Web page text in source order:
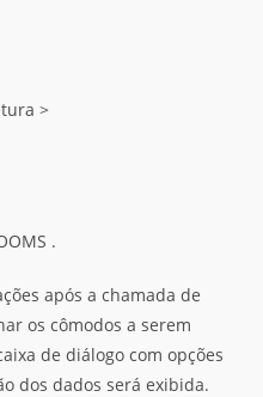
>
.
após a chamada de
os cômodos a serem
de diálogo com opções
dos dados será exibida.